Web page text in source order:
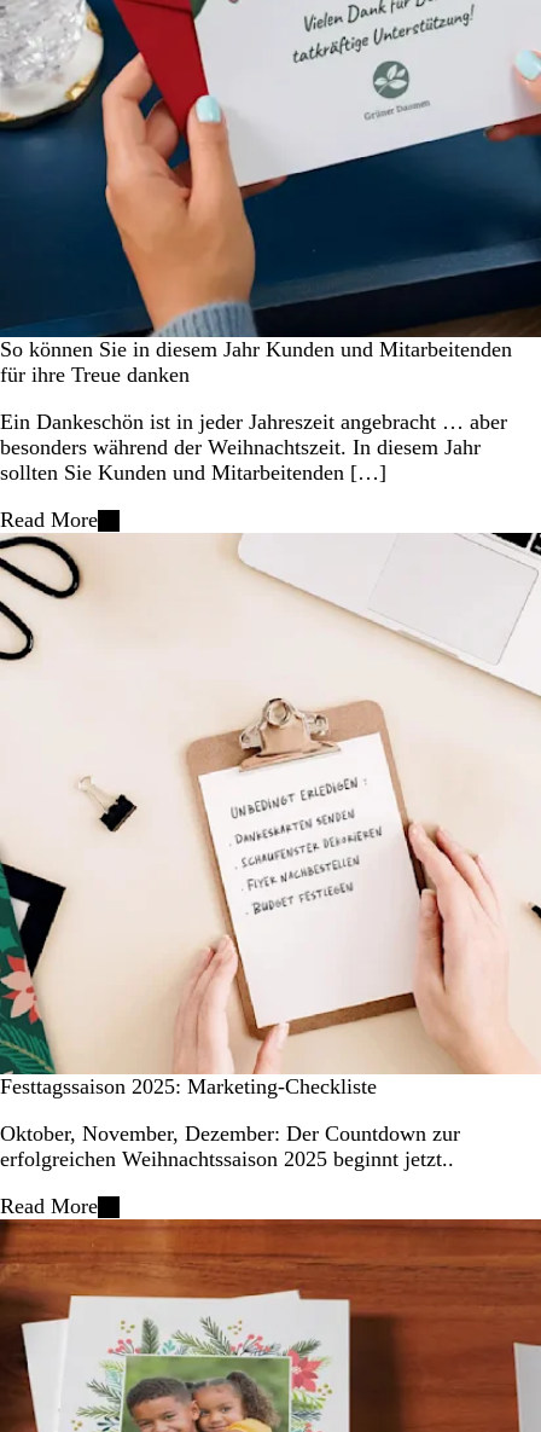
So können Sie in diesem Jahr Kunden und Mitarbeitenden
für ihre Treue danken
Ein Dankeschön ist in jeder Jahreszeit angebracht … aber
besonders während der Weihnachtszeit. In diesem Jahr
sollten Sie Kunden und Mitarbeitenden […]
Read More
Festtagssaison 2025: Marketing-Checkliste
Oktober, November, Dezember: Der Countdown zur
erfolgreichen Weihnachtssaison 2025 beginnt jetzt..
Read More